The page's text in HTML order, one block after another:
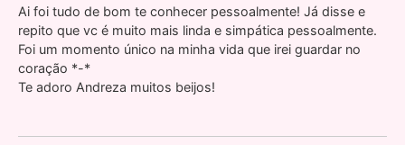
Ai foi tudo de bom te conhecer pessoalmente! Já disse e
repito que vc é muito mais linda e simpática pessoalmente.
Foi um momento único na minha vida que irei guardar no
coração *-*
Te adoro Andreza muitos beijos!